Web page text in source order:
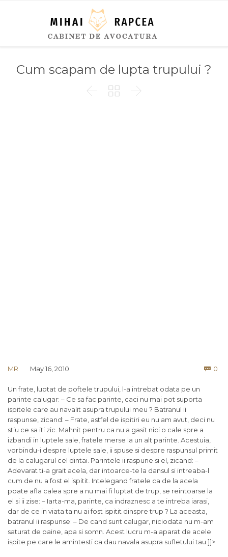
Cum scapam de lupta trupului ?
  
MR May 16, 2010  0
Un frate, luptat de poftele trupului, l-a intrebat odata pe un
parinte calugar: – Ce sa fac parinte, caci nu mai pot suporta
ispitele care au navalit asupra trupului meu ? Batranul ii
raspunse, zicand: – Frate, astfel de ispitiri eu nu am avut, deci nu
stiu ce sa iti zic. Mahnit pentru ca nu a gasit nici o cale spre a
izbandi in luptele sale, fratele merse la un alt parinte. Acestuia,
vorbindu-i despre luptele sale, ii spuse si despre raspunsul primit
de la calugarul cel dintai. Parintele ii raspune si el, zicand: –
Adevarat ti-a grait acela, dar intoarce-te la dansul si intreaba-l
cum de nu a fost el ispitit. Intelegand fratele ca de la acela
poate afla calea spre a nu mai fi luptat de trup, se reintoarse la
el si ii zise: – Iarta-ma, parinte, ca indraznesc a te intreba iarasi,
dar de ce in viata ta nu ai fost ispitit dinspre trup ? La aceasta,
batranul ii raspunse: – De cand sunt calugar, niciodata nu m-am
saturat de paine, apa si somn. Acest lucru m-a aparat de acele
ispite pe care le amintesti ca dau navala asupra sufletului tau.]]>